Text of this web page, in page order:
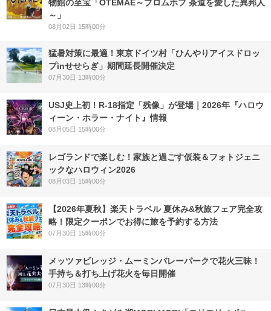
物館の至宝「OTEMAE～ブロムホフ 茶道を愛した異邦人
～」
08月02日 15時00分
猛暑対策に最適！東京ドイツ村「ひんやりアイスドロッ
プinせせらぎ」期間延長開催決定
07月30日 13時00分
USJ史上初！R-18指定「残像」が登場｜2026年『ハロウ
ィーン・ホラー・ナイト』情報
08月05日 15時00分
レゴランドで楽しむ！家族と過ごす仮装＆フォトジェニ
ックなハロウィン2026
08月03日 15時00分
【2026年夏秋】楽天トラベル 夏休み&秋旅フェア完全攻
略！限定クーポンでお得に旅を予約する方法
07月30日 15時00分
メッツァビレッジ・ムーミンバレーパークで花火三昧！
手持ち＆打ち上げ花火を毎日開催
07月30日 13時00分